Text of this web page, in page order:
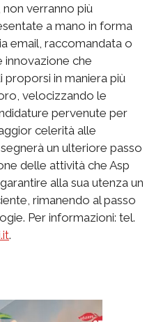
verranno più
a mano in forma
email, raccomandata o
innovazione che
in maniera più
velocizzando le
pervenute per
celerità alle
un ulteriore passo
delle attività che Asp
alla sua utenza un
rimanendo al passo
Per informazioni: tel.
.